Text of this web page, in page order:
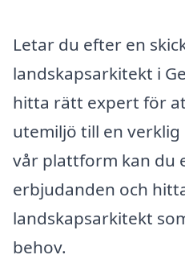
Letar du efter en
landskapsarkitekt i
hitta rätt expert för
utemiljö till en verklig
vår plattform kan du
erbjudanden och
landskapsarkitekt
behov.